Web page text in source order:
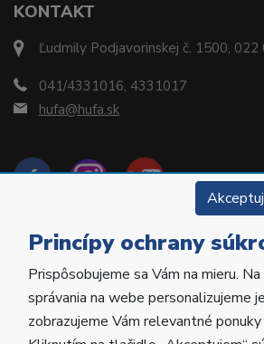
KONTAKT
Ľudmily Podjavorinskej č. 1500, 022
041/4331016, 4331017
hufa@hufa.sk
Copyright © 2022 Hu-Fa Dental
vyhradené.
Princípy ochrany
Prispôsobujeme sa Vám na mieru.
správania na webe personalizujeme
zobrazujeme Vám relevantné